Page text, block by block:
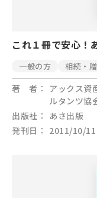
これ１冊で安心！
一般の方 相続・
著 者
アックス資
ルタンツ協
出版社
あさ出版
発刊日
2011/10/11